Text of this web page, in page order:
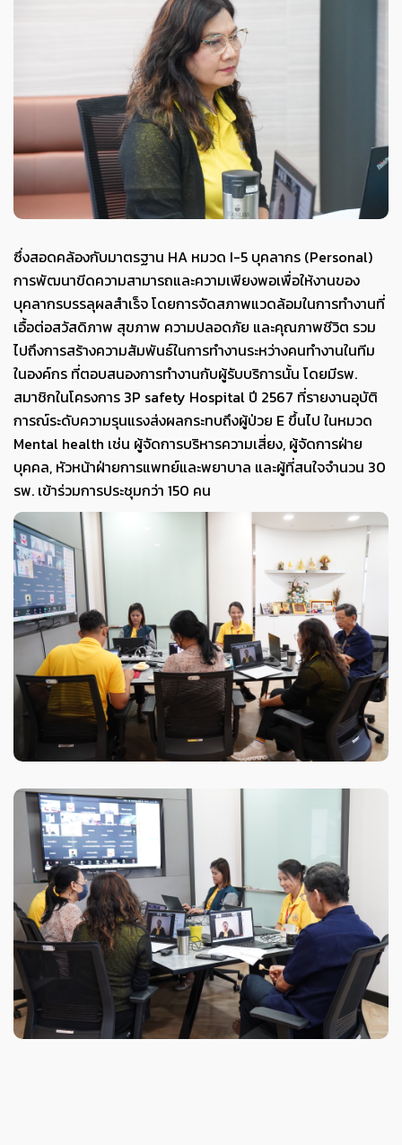
ซึ่งสอดคล้องกับมาตรฐาน HA หมวด I-5 บุคลากร (Personal)
การพัฒนาขีดความสามารถและความเพียงพอเพื่อให้งานของ
บุคลากรบรรลุผลสำเร็จ โดยการจัดสภาพแวดล้อมในการทำงานที่
เอื้อต่อสวัสดิภาพ สุขภาพ ความปลอดภัย และคุณภาพชีวิต รวม
ไปถึงการสร้างความสัมพันธ์ในการทำงานระหว่างคนทำงานในทีม
ในองค์กร ที่ตอบสนองการทำงานกับผู้รับบริการนั้น โดยมีรพ.
สมาชิกในโครงการ 3P safety Hospital ปี 2567 ที่รายงานอุบัติ
การณ์ระดับความรุนแรงส่งผลกระทบถึงผู้ป่วย E ขึ้นไป ในหมวด
Mental health เช่น ผู้จัดการบริหารความเสี่ยง, ผู้จัดการฝ่าย
บุคคล, หัวหน้าฝ่ายการแพทย์และพยาบาล และผู้ที่สนใจจำนวน 30
รพ. เข้าร่วมการประชุมกว่า 150 คน